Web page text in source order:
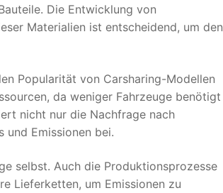
Die Entwicklung von
Materialien ist entscheidend, um den
Popularität von Carsharing-Modellen
da weniger Fahrzeuge benötigt
nicht nur die Nachfrage nach
und Emissionen bei.
selbst. Auch die Produktionsprozesse
Lieferketten, um Emissionen zu